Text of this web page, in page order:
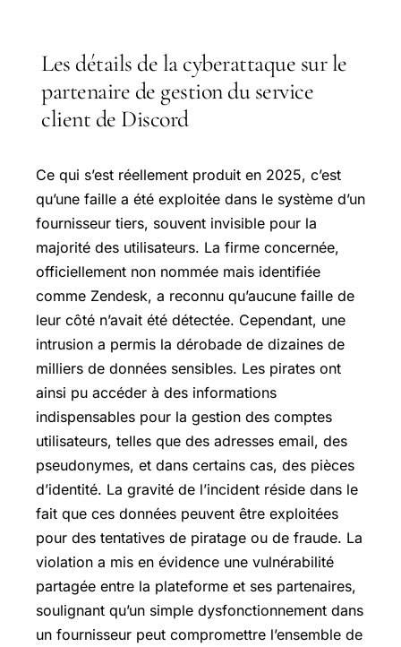
Les détails de la cyberattaque sur le
partenaire de gestion du service
client de Discord
Ce qui s’est réellement produit en 2025, c’est
qu’une faille a été exploitée dans le système d’un
fournisseur tiers, souvent invisible pour la
majorité des utilisateurs. La firme concernée,
officiellement non nommée mais identifiée
comme Zendesk, a reconnu qu’aucune faille de
leur côté n’avait été détectée. Cependant, une
intrusion a permis la dérobade de dizaines de
milliers de données sensibles. Les pirates ont
ainsi pu accéder à des informations
indispensables pour la gestion des comptes
utilisateurs, telles que des adresses email, des
pseudonymes, et dans certains cas, des pièces
d’identité. La gravité de l’incident réside dans le
fait que ces données peuvent être exploitées
pour des tentatives de piratage ou de fraude. La
violation a mis en évidence une vulnérabilité
partagée entre la plateforme et ses partenaires,
soulignant qu’un simple dysfonctionnement dans
un fournisseur peut compromettre l’ensemble de